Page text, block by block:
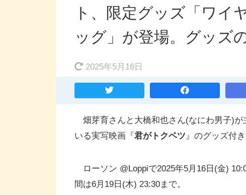
ト、限定グッズ「ワイ
ッグ」が登場。グッズ
2025年5月16日
畑芽育さんと大橋和也さん(なにわ男子)が
いる実写映画『君がトクベツ』のグッズ付
ローソン @Loppiで2025年5月16日(金)
間は6月19日(木) 23:30まで。